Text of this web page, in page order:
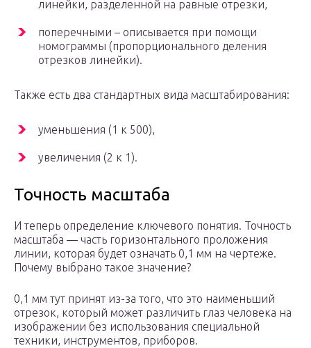
линейки, разделенной на равные отрезки,
поперечными – описывается при помощи
номограммы (пропорционального деления
отрезков линейки).
Также есть два стандартных вида масштабирования:
уменьшения (1 к 500),
увеличения (2 к 1).
Точность масштаба
И теперь определение ключевого понятия. Точность
масштаба — часть горизонтального проложения
линии, которая будет означать 0,1 мм на чертеже.
Почему выбрано такое значение?
0,1 мм тут принят из-за того, что это наименьший
отрезок, который может различить глаз человека на
изображении без использования специальной
техники, инструментов, приборов.